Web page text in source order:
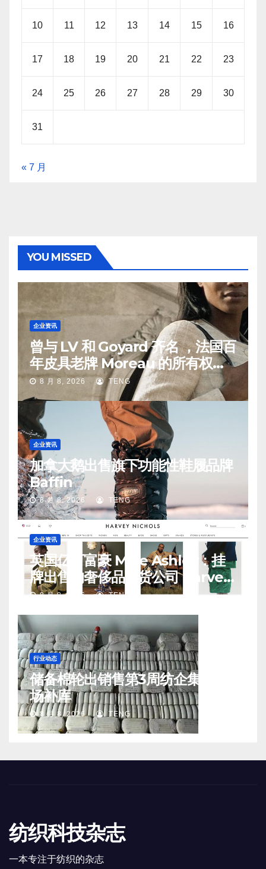
10 11 12 13 14 15 16
17 18 19 20 21 22 23
24 25 26 27 28 29 30
31
« 7 月
YOU MISSED
企业资讯
曾与 LV 和 Goyard 齐名 ，法国百
年皮具老牌 Moreau 的所有权易
手8 月 8, 2026 TENG
企业资讯
加拿大鹅出售旗下功能性鞋履品牌
Baffin
8 月 8, 2026 TENG
企业资讯
英国亿万富豪 Mike Ashley：挂
牌出售的奢侈品百货公司 Harvey
Nichols 正陷入“死亡螺旋”
8 月 8, 2026 TENG
行业动态
储备棉轮出销售第3周纺企集中入
场补库
8 月 8, 2026 TENG
纺织科技杂志
一本专注于纺织的杂志